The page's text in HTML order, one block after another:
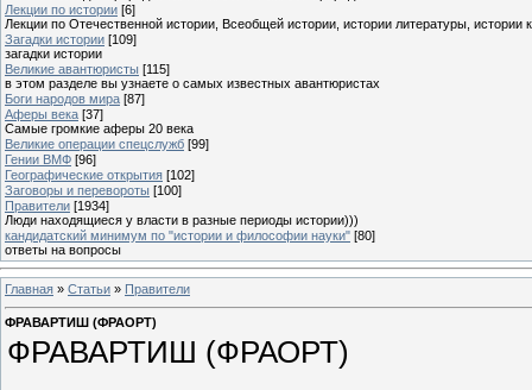
Лекции по истории [6]
Лекции по Отечественной истории, Всеобщей истории, истории литературы, истории
Загадки истории [109]
загадки истории
Великие авантюристы [115]
в этом разделе вы узнаете о самых известных авантюристах
Боги народов мира [87]
Аферы века [37]
Самые громкие аферы 20 века
Великие операции спецслужб [99]
Гении ВМФ [96]
Географические открытия [102]
Заговоры и перевороты [100]
Правители [1934]
Люди находящиеся у власти в разные периоды истории)))
кандидатский минимум по "истории и философии науки" [80]
ответы на вопросы
Главная » Статьи » Правители
ФРАВАРТИШ (ФРАОРТ)
ФРАВАРТИШ (ФРАОРТ)